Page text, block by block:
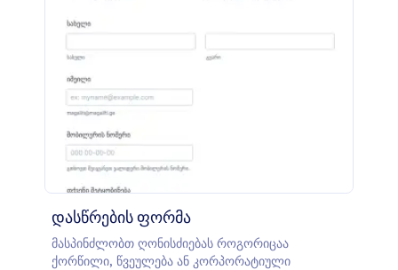
დასწრების ფორმა
მასპინძლობთ ღონისძიებას როგორიცაა
ქორწილი, წვეულება ან კორპორატიული